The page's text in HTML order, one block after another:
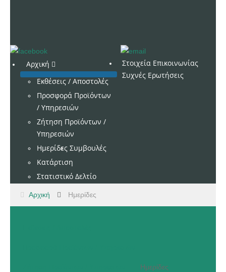
Αρχική
Εκθέσεις / Αποστολές
Προσφορά Προϊόντων
/ Υπηρεσιών
Ζήτηση Προϊόντων /
Υπηρεσιών
Ημερίδες Συμβουλές
Κατάρτιση
Στατιστικό Δελτίο
Στοιχεία Επικοινωνίας
Συχνές Ερωτήσεις
Αρχική Ημερίδες
Ημερίδες